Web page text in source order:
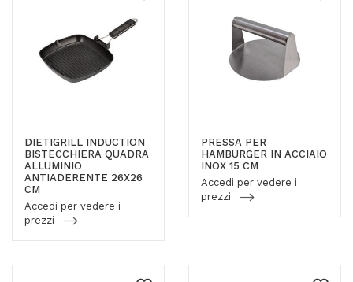
DIETIGRILL INDUCTION
BISTECCHIERA QUADRA
ALLUMINIO
ANTIADERENTE 26X26
CM
Accedi per vedere i
prezzi
PRESSA PER
HAMBURGER IN ACCIAIO
INOX 15 CM
Accedi per vedere i
prezzi